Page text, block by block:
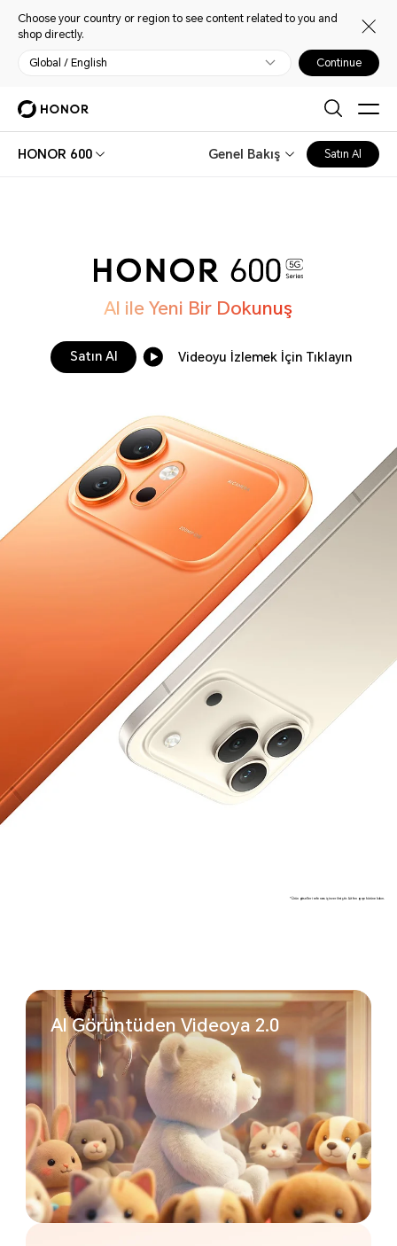
Choose your country or region to see content related to you and
shop directly.
Global / English Continue
HONOR 600 Genel Bakış Satın Al
AI ile Yeni Bir Dokunuş
Satın Al Videoyu İzlemek İçin Tıklayın
*Ürün görselleri referans için verilmiştir. Lütfen gerçek ürüne bakın.
AI GörüntüdenVideoya 2.0